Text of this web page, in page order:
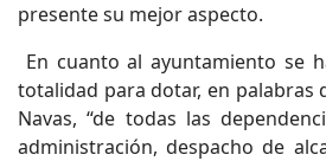
presente su mejor aspecto.
En cuanto al ayuntamiento se
totalidad para dotar, en palabras
Navas, “de todas las
administración, despacho de